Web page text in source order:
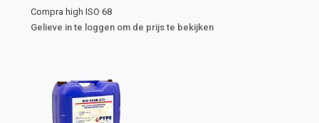
Compra high ISO 68
Gelieve in te loggen om de prijs te bekijken